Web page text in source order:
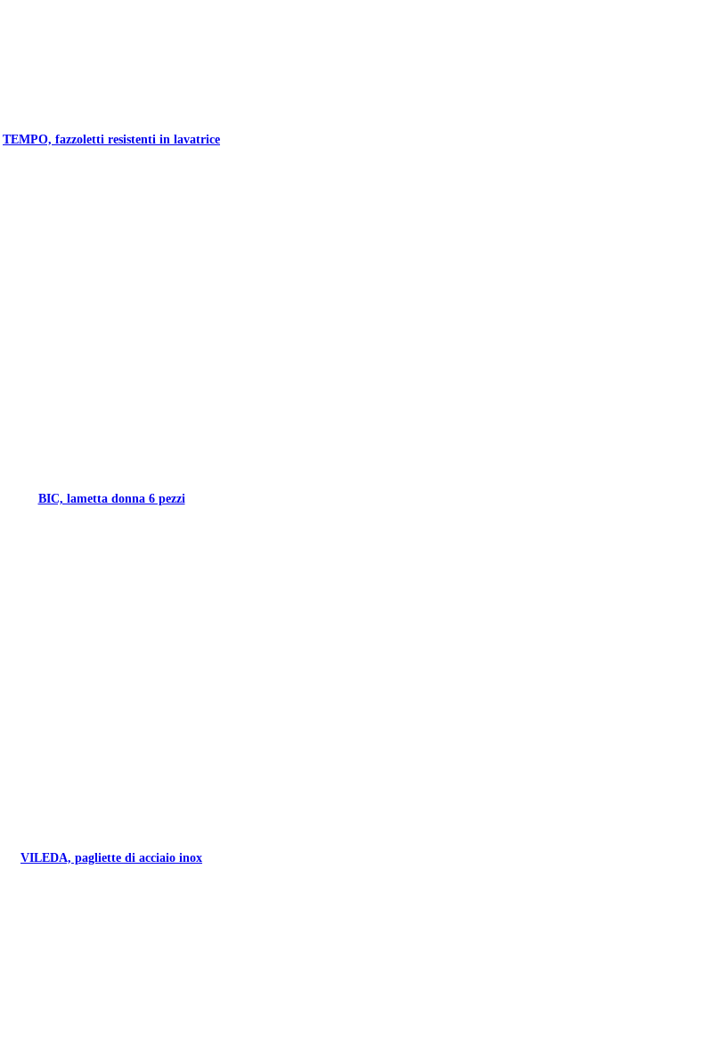
TEMPO, fazzoletti resistenti in lavatrice
BIC, lametta donna 6 pezzi
VILEDA, pagliette di acciaio inox